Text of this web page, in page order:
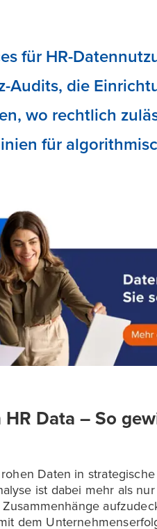
für HR-
Audits, die
wo rechtlich
für
HR Data – So
Daten in
ist dabei mehr als
dem